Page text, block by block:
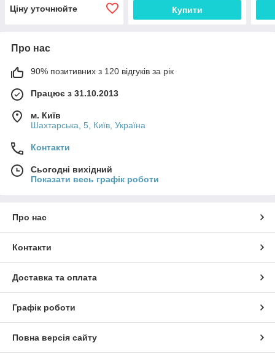
Ціну уточнюйте Купити
Про нас
90% позитивних з 120 відгуків за рік
Працює з 31.10.2013
м. Київ
Шахтарська, 5, Київ, Україна
Контакти
Сьогодні вихідний
Показати весь графік роботи
Про нас
Контакти
Доставка та оплата
Графік роботи
Повна версія сайту